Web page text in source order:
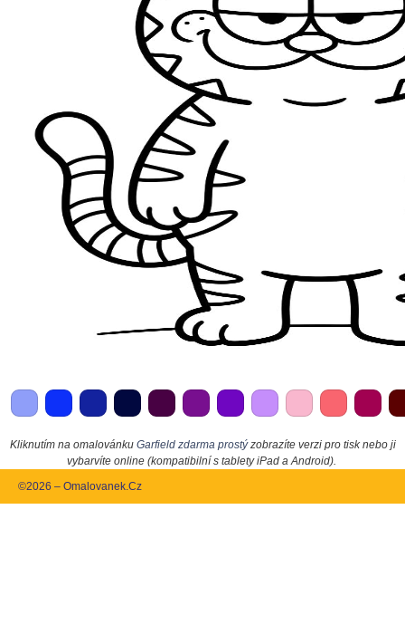
Kliknutím na omalovánku Garfield zdarma prostýzobrazíte verzi pro tisk nebo ji
vybarvíte online (kompatibilní s tablety iPad a Android).
©2026 – Omalovanek.Cz